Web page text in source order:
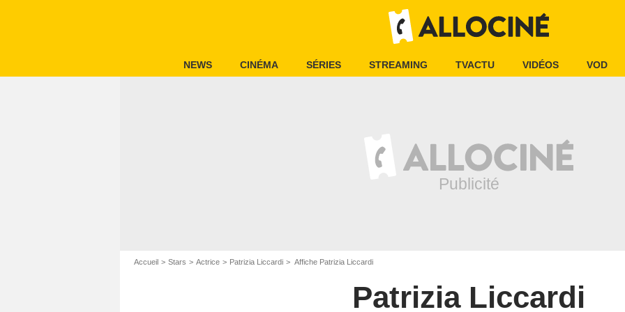
NEWS CINÉMA SÉRIES STREAMING TVACTU VIDÉOS VOD
Accueil Stars Actrice Patrizia Liccardi Affiche Patrizia Liccardi
Patrizia Liccardi